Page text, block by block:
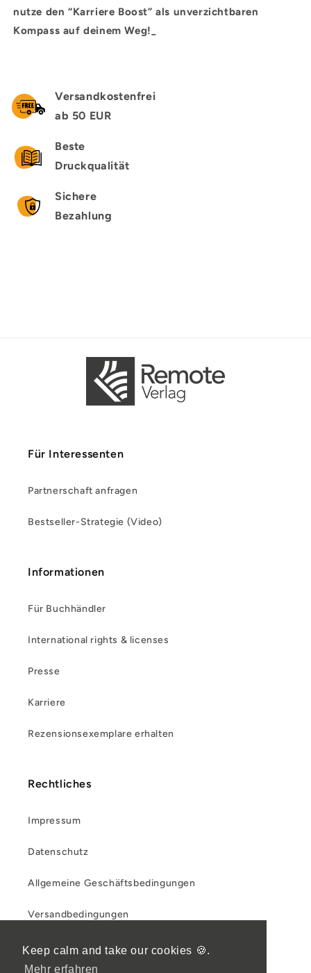
Keep calm and take our cookies 🍪.
Mehr erfahren
nutze den “Karriere Boost” als unverzichtbaren
Kompass auf deinem Weg!_
Versandkostenfrei
ab 50 EUR
Beste
Druckqualität
Sichere
Bezahlung
Für Interessenten
Partnerschaft anfragen
Bestseller-Strategie (Video)
Informationen
Für Buchhändler
International rights & licenses
Presse
Karriere
Rezensionsexemplare erhalten
Rechtliches
Impressum
Datenschutz
Allgemeine Geschäftsbedingungen
Versandbedingungen
Rückgabe- und Rückerstattungsrichtlinie